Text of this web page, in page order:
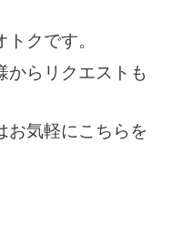
クです。
からリクエストも
お気軽にこちらを